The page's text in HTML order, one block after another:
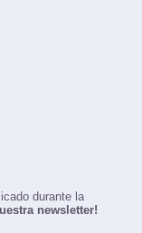
durante la
newsletter!